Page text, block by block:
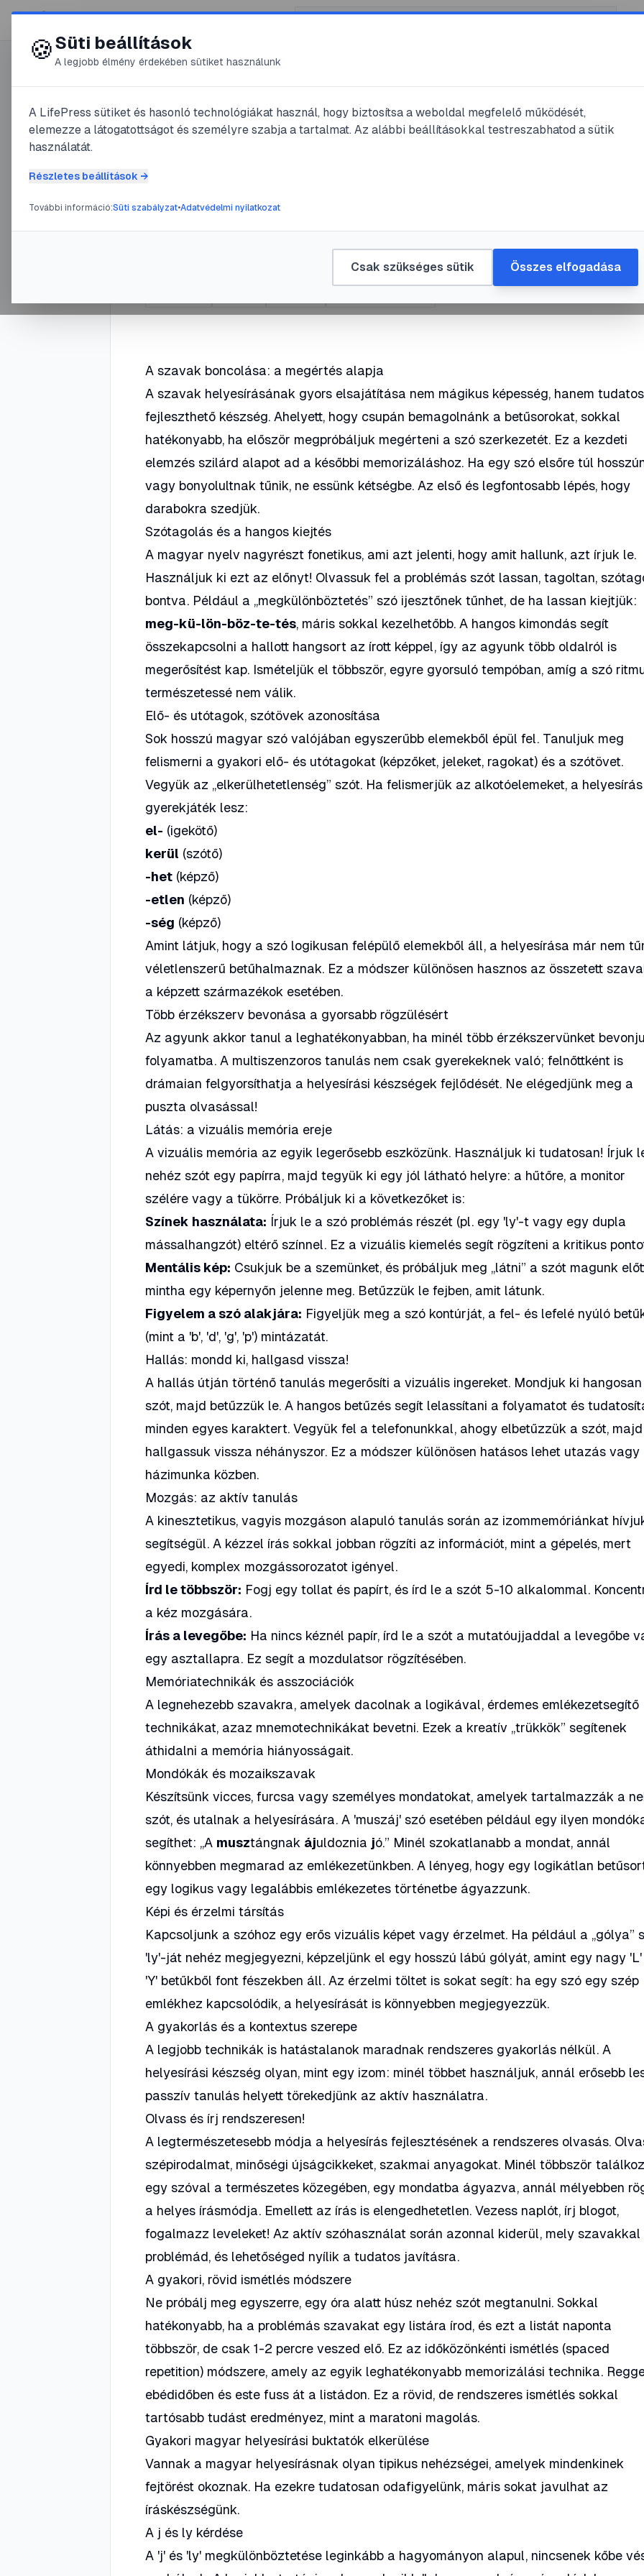
😍 LifePress
@dodi
Hogyan tanuljuk meg a
helyesírását gyorsan és
hatékonyan
A szavak boncolása: a megértés alapja
A szavak helyesírásának gyors elsajátítása nem mágikus képesség, hanem
fejleszthető készség. Ahelyett, hogy csupán bemagolnánk a betűsorokat, sokkal
hatékonyabb, ha először megpróbáljuk megérteni a szó szerkezetét. Ez a kezdeti
elemzés szilárd alapot ad a későbbi memorizáláshoz. Ha egy szó elsőre túl
vagy bonyolultnak tűnik, ne essünk kétségbe. Az első és legfontosabb lépés, hogy
darabokra szedjük.
Szótagolás és a hangos kiejtés
A magyar nyelv nagyrészt fonetikus, ami azt jelenti, hogy amit hallunk, azt írjuk le.
Használjuk ki ezt az előnyt! Olvassuk fel a problémás szót lassan, tagoltan,
bontva. Például a „megkülönböztetés” szó ijesztőnek tűnhet, de ha lassan kiejtjük:
meg-kü-lön-böz-te-tés, máris sokkal kezelhetőbb. A hangos kimondás segít
összekapcsolni a hallott hangsort az írott képpel, így az agyunk több oldalról is
megerősítést kap. Ismételjük el többször, egyre gyorsuló tempóban, amíg a szó
természetessé nem válik.
Elő- és utótagok, szótövek azonosítása
Sok hosszú magyar szó valójában egyszerűbb elemekből épül fel. Tanuljuk meg
felismerni a gyakori elő- és utótagokat (képzőket, jeleket, ragokat) és a szótövet.
Vegyük az „elkerülhetetlenség” szót. Ha felismerjük az alkotóelemeket, a helyesírás
gyerekjáték lesz:
el- (igekötő)
kerül (szótő)
-het (képző)
-etlen (képző)
-ség (képző)
Amint látjuk, hogy a szó logikusan felépülő elemekből áll, a helyesírása már nem
véletlenszerű betűhalmaznak. Ez a módszer különösen hasznos az összetett
a képzett származékok esetében.
Több érzékszerv bevonása a gyorsabb rögzülésért
Az agyunk akkor tanul a leghatékonyabban, ha minél több érzékszervünket
folyamatba. A multiszenzoros tanulás nem csak gyerekeknek való; felnőttként is
drámaian felgyorsíthatja a helyesírási készségek fejlődését. Ne elégedjünk meg a
puszta olvasással!
Látás: a vizuális memória ereje
A vizuális memória az egyik legerősebb eszközünk. Használjuk ki tudatosan! Írjuk
nehéz szót egy papírra, majd tegyük ki egy jól látható helyre: a hűtőre, a monitor
szélére vagy a tükörre. Próbáljuk ki a következőket is:
Színek használata: Írjuk le a szó problémás részét (pl. egy 'ly'-t vagy egy dupla
mássalhangzót) eltérő színnel. Ez a vizuális kiemelés segít rögzíteni a kritikus
Mentális kép: Csukjuk be a szemünket, és próbáljuk meg „látni” a szót magunk
mintha egy képernyőn jelenne meg. Betűzzük le fejben, amit látunk.
Figyelem a szó alakjára: Figyeljük meg a szó kontúrját, a fel- és lefelé nyúló
(mint a 'b', 'd', 'g', 'p') mintázatát.
Hallás: mondd ki, hallgasd vissza!
A hallás útján történő tanulás megerősíti a vizuális ingereket. Mondjuk ki hangosan
szót, majd betűzzük le. A hangos betűzés segít lelassítani a folyamatot és
minden egyes karaktert. Vegyük fel a telefonunkkal, ahogy elbetűzzük a szót, majd
hallgassuk vissza néhányszor. Ez a módszer különösen hatásos lehet utazás vagy
házimunka közben.
Mozgás: az aktív tanulás
A kinesztetikus, vagyis mozgáson alapuló tanulás során az izommemóriánkat
segítségül. A kézzel írás sokkal jobban rögzíti az információt, mint a gépelés, mert
egyedi, komplex mozgássorozatot igényel.
Írd le többször: Fogj egy tollat és papírt, és írd le a szót 5-10 alkalommal.
a kéz mozgására.
Írás a levegőbe: Ha nincs kéznél papír, írd le a szót a mutatóujjaddal a levegőbe
egy asztallapra. Ez segít a mozdulatsor rögzítésében.
Memóriatechnikák és asszociációk
A legnehezebb szavakra, amelyek dacolnak a logikával, érdemes emlékezetsegítő
technikákat, azaz mnemotechnikákat bevetni. Ezek a kreatív „trükkök” segítenek
áthidalni a memória hiányosságait.
Mondókák és mozaikszavak
Készítsünk vicces, furcsa vagy személyes mondatokat, amelyek tartalmazzák a
szót, és utalnak a helyesírására. A 'muszáj' szó esetében például egy ilyen
segíthet: „A musztángnak ájuldoznia jó.” Minél szokatlanabb a mondat, annál
könnyebben megmarad az emlékezetünkben. A lényeg, hogy egy logikátlan
egy logikus vagy legalábbis emlékezetes történetbe ágyazzunk.
Képi és érzelmi társítás
Kapcsoljunk a szóhoz egy erős vizuális képet vagy érzelmet. Ha például a „gólya”
'ly'-ját nehéz megjegyezni, képzeljünk el egy hosszú lábú gólyát, amint egy nagy 'L'
'Y' betűkből font fészekben áll. Az érzelmi töltet is sokat segít: ha egy szó egy szép
emlékhez kapcsolódik, a helyesírását is könnyebben megjegyezzük.
A gyakorlás és a kontextus szerepe
A legjobb technikák is hatástalanok maradnak rendszeres gyakorlás nélkül. A
helyesírási készség olyan, mint egy izom: minél többet használjuk, annál erősebb
passzív tanulás helyett törekedjünk az aktív használatra.
Olvass és írj rendszeresen!
A legtermészetesebb módja a helyesírás fejlesztésének a rendszeres olvasás.
szépirodalmat, minőségi újságcikkeket, szakmai anyagokat. Minél többször
egy szóval a természetes közegében, egy mondatba ágyazva, annál mélyebben
a helyes írásmódja. Emellett az írás is elengedhetetlen. Vezess naplót, írj blogot,
fogalmazz leveleket! Az aktív szóhasználat során azonnal kiderül, mely szavakkal
problémád, és lehetőséged nyílik a tudatos javításra.
A gyakori, rövid ismétlés módszere
Ne próbálj meg egyszerre, egy óra alatt húsz nehéz szót megtanulni. Sokkal
hatékonyabb, ha a problémás szavakat egy listára írod, és ezt a listát naponta
többször, de csak 1-2 percre veszed elő. Ez az időközönkénti ismétlés (spaced
repetition) módszere, amely az egyik leghatékonyabb memorizálási technika.
ebédidőben és este fuss át a listádon. Ez a rövid, de rendszeres ismétlés sokkal
tartósabb tudást eredményez, mint a maratoni magolás.
Gyakori magyar helyesírási buktatók elkerülése
Vannak a magyar helyesírásnak olyan tipikus nehézségei, amelyek mindenkinek
fejtörést okoznak. Ha ezekre tudatosan odafigyelünk, máris sokat javulhat az
íráskészségünk.
A j és ly kérdése
A 'j' és 'ly' megkülönböztetése leginkább a hagyományon alapul, nincsenek kőbe
🍪Süti beállítások
A legjobb élmény érdekében sütiket használunk
A LifePress sütiket és hasonló technológiákat használ, hogy biztosítsa a weboldal megfelelő működését,
elemezze a látogatottságot és személyre szabja a tartalmat. Az alábbi beállításokkal testreszabhatod a sütik
használatát.
Részletes beállítások →
További információ:Süti szabályzat•Adatvédelmi nyilatkozat
Csak szükséges sütik Összes elfogadása